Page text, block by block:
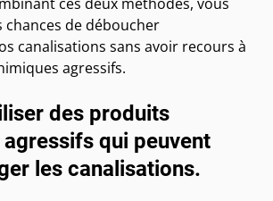
chances de déboucher
canalisations sans avoir recours à
agressifs.
des produits
qui peuvent
les canalisations.